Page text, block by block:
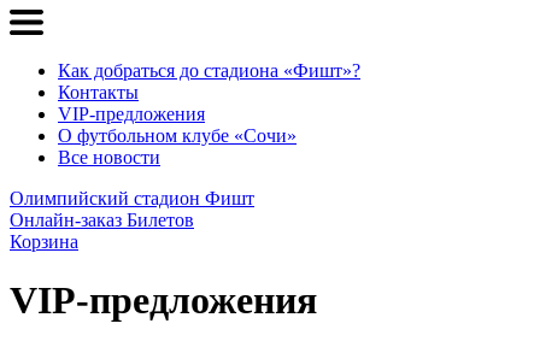
Как добраться до стадиона «Фишт»?
Контакты
VIP-предложения
О футбольном клубе «Сочи»
Все новости
Олимпийский стадион Фишт
Онлайн-заказ Билетов
Корзина
VIP-предложения